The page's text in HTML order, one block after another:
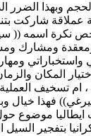
وبهذا الضرر
شركة عملاقة شاركت
نكرة اسمه ((
ومشارك
المكان
تسخيف العملية
فهذا خيال
ايطاليا موضوع